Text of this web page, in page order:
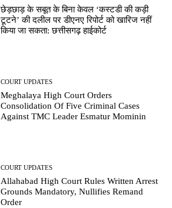
छेड़छाड़ के सबूत के बिना केवल ‘कस्टडी की कड़ी
टूटने’ की दलील पर डीएनए रिपोर्ट को खारिज नहीं
किया जा सकता: छत्तीसगढ़ हाईकोर्ट
COURT UPDATES
Meghalaya High Court Orders
Consolidation Of Five Criminal Cases
Against TMC Leader Esmatur Mominin
COURT UPDATES
Allahabad High Court Rules Written Arrest
Grounds Mandatory, Nullifies Remand
Order